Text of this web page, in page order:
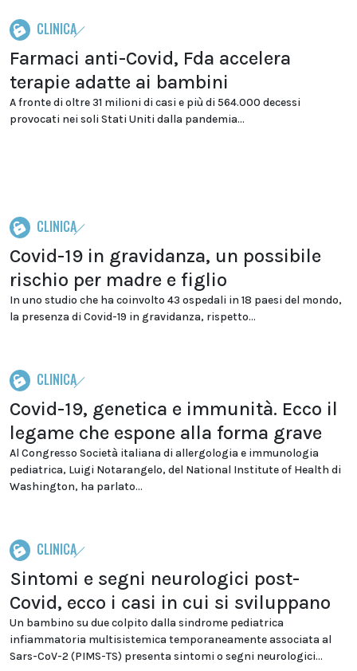
CLINICA
Farmaci anti-Covid, Fda accelera
terapie adatte ai bambini
A fronte di oltre 31 milioni di casi e più di 564.000 decessi
provocati nei soli Stati Uniti dalla pandemia...
CLINICA
Covid-19 in gravidanza, un possibile
rischio per madre e figlio
In uno studio che ha coinvolto 43 ospedali in 18 paesi del mondo,
la presenza di Covid-19 in gravidanza, rispetto...
CLINICA
Covid-19, genetica e immunità. Ecco il
legame che espone alla forma grave
Al Congresso Società italiana di allergologia e immunologia
pediatrica, Luigi Notarangelo, del National Institute of Health di
Washington, ha parlato...
CLINICA
Sintomi e segni neurologici post-
Covid, ecco i casi in cui si sviluppano
Un bambino su due colpito dalla sindrome pediatrica
infiammatoria multisistemica temporaneamente associata al
Sars-CoV-2 (PIMS-TS) presenta sintomi o segni neurologici...